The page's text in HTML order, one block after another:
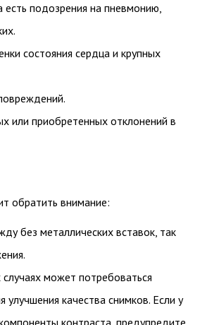
есть подозрения на пневмонию,
состояния сердца и крупных
или приобретенных отклонений в
обратить внимание:
без металлических вставок, так
может потребоваться
качества снимков. Если у
контраста, предупредите